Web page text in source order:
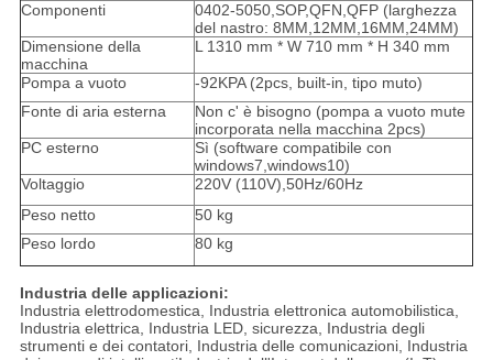
Componenti
0402-5050,SOP,QFN,QFP (larghezza
del nastro: 8MM,12MM,16MM,24MM)
Dimensione della
macchina
L 1310 mm * W 710 mm * H 340 mm
Pompa a vuoto
-92KPA (2pcs, built-in, tipo muto)
Fonte di aria esterna
Non c' è bisogno (pompa a vuoto mute
incorporata nella macchina 2pcs)
PC esterno
Sì (software compatibile con
windows7,windows10)
Voltaggio
220V (110V),50Hz/60Hz
Peso netto
50 kg
Peso lordo
80 kg
Industria delle applicazioni:
Industria elettrodomestica, Industria elettronica automobilistica,
Industria elettrica, Industria LED, sicurezza, Industria degli
strumenti e dei contatori, Industria delle comunicazioni, Industria